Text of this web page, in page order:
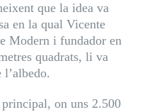
que la idea va
en la qual Vicente
Modern i fundador en
quadrats, li va
on uns 2.500